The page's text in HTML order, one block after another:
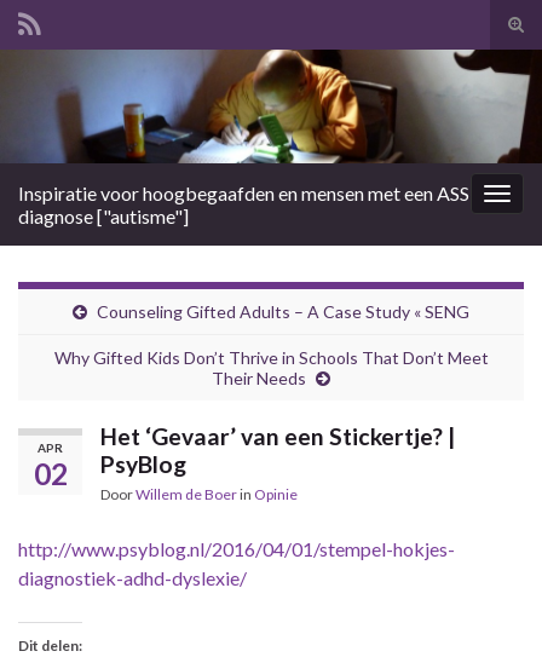
Search for:
Inspiratie voor hoogbegaafden en mensen met een ASS
diagnose ["autisme"]
Counseling Gifted Adults – A Case Study « SENG
Why Gifted Kids Don’t Thrive in Schools That Don’t Meet
Their Needs
APR
02
Het ‘Gevaar’ van een Stickertje? |
PsyBlog
DoorWillem de Boerin Opinie
http://www.psyblog.nl/2016/04/01/stempel-hokjes-
diagnostiek-adhd-dyslexie/
Dit delen: